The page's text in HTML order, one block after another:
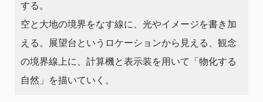
する。
空と⼤地の境界をなす線に、光やイメージを書き加
える。展望台というロケーションから⾒える、観念
の境界線上に、計算機と表⽰装を⽤いて「物化する
⾃然」を描いていく。